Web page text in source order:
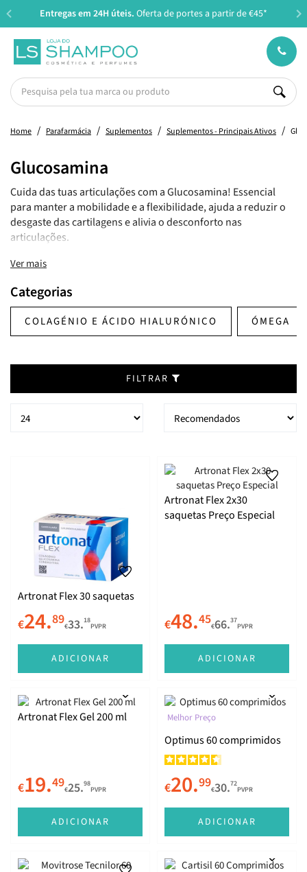
Entregas em 24H úteis. Oferta de portes a partir de €45*
Home Parafarmácia Suplementos Suplementos - Principais Ativos
Glucosamina
Cuida das tuas articulações com a Glucosamina! Essencial
para manter a mobilidade e a flexibilidade, ajuda a reduzir o
desgaste das cartilagens e alivia o desconforto nas
articulações.
Ver mais
Categorias
COLAGÉNIO E ÁCIDO HIALURÓNICO ÓMEGA
FILTRAR
Artronat Flex 30 saquetas
€24.89€33.18
PVPR
ADICIONAR
Artronat Flex 2x30
saquetas Preço Especial
€48.45€66.37
PVPR
ADICIONAR
Artronat Flex Gel 200 ml
€19.49€25.98
PVPR
ADICIONAR
Melhor Preço
Optimus 60 comprimidos
€20.99€30.72
PVPR
ADICIONAR